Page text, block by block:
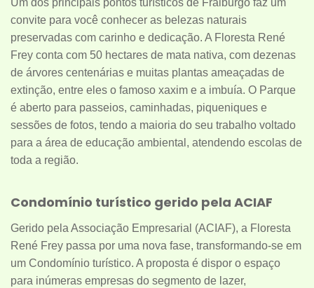
Um dos principais pontos turísticos de Fraiburgo faz um
convite para você conhecer as belezas naturais
preservadas com carinho e dedicação. A Floresta René
Frey conta com 50 hectares de mata nativa, com dezenas
de árvores centenárias e muitas plantas ameaçadas de
extinção, entre eles o famoso xaxim e a imbuía. O Parque
é aberto para passeios, caminhadas, piqueniques e
sessões de fotos, tendo a maioria do seu trabalho voltado
para a área de educação ambiental, atendendo escolas de
toda a região.
Condomínio turístico gerido pela ACIAF
Gerido pela Associação Empresarial (ACIAF), a Floresta
René Frey passa por uma nova fase, transformando-se em
um Condomínio turístico. A proposta é dispor o espaço
para inúmeras empresas do segmento de lazer,